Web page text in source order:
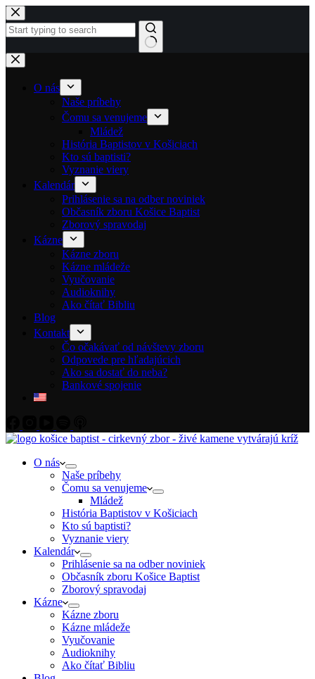
Skip to content
No results
O nás
Naše príbehy
Čomu sa venujeme
Mládež
História Baptistov v Košiciach
Kto sú baptisti?
Vyznanie viery
Kalendár
Prihlásenie sa na odber noviniek
Občasník zboru Košice Baptist
Zborový spravodaj
Kázne
Kázne zboru
Kázne mládeže
Vyučovanie
Audioknihy
Ako čítať Bibliu
Blog
Kontakt
Čo očakávať od návštevy zboru
Odpovede pre hľadajúcich
Ako sa dostať do neba?
Bankové spojenie
O nás
Naše príbehy
Čomu sa venujeme
Mládež
História Baptistov v Košiciach
Kto sú baptisti?
Vyznanie viery
Kalendár
Prihlásenie sa na odber noviniek
Občasník zboru Košice Baptist
Zborový spravodaj
Kázne
Kázne zboru
Kázne mládeže
Vyučovanie
Audioknihy
Ako čítať Bibliu